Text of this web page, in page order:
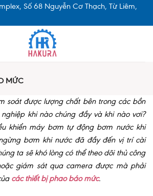
Số 68 Nguyễn Cơ Thạch, Từ Liêm,
MỨC
soát được lượng chất bên trong các bồn
khi nào chúng đầy và khi nào vơi?
khiển máy bơm tự động bơm nước khi
bơm khi nước đã đầy đến vị trí cài
ta sẽ khó lòng có thể theo dõi thủ công
giám sát qua camera được mà phải
các thiết bị phao báo mức.